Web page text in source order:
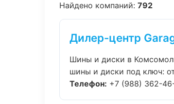
Найдено компаний: 792
Дилер-центр
Шины и диски в
шины и диски под ключ:
Телефон: +7 (988) 362-